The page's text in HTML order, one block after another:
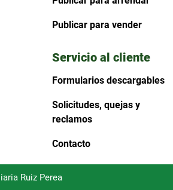
Publicar para vender
Servicio al cliente
Formularios descargables
Solicitudes, quejas y
reclamos
Contacto
Ruiz Perea